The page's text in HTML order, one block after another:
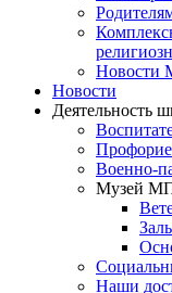
Новости
Новости
Деятельность
Военно-
Музей
Наши